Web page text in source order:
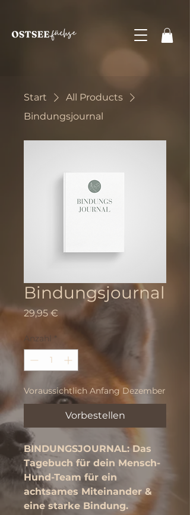
Start
All Products
Bindungsjournal
Bindungsjournal
29,95 €
Anzahl *
Voraussichtlich Anfang Dezember
Vorbestellen
BINDUNGSJOURNAL: Das
Tagebuch für dein Mensch-
Hund-Team für ein
achtsames Miteinander &
eine starke Bindung.